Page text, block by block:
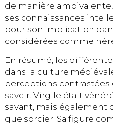
de manière
ses connaissances
pour son implication
considérées comme
En résumé, les
dans la culture
perceptions contrastées
savoir. Virgile était
savant, mais également
que sorcier. Sa figure